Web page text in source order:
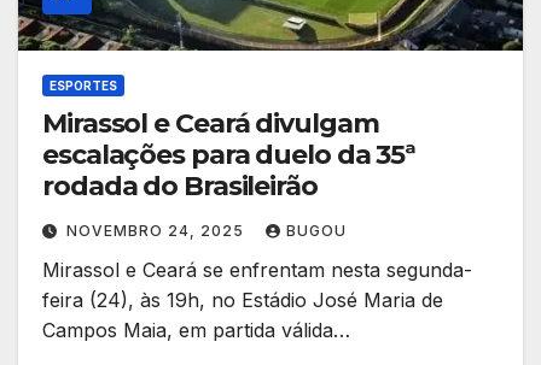
ESPORTES
Mirassol e Ceará divulgam
escalações para duelo da 35ª
rodada do Brasileirão
NOVEMBRO 24, 2025 BUGOU
Mirassol e Ceará se enfrentam nesta segunda-
feira (24), às 19h, no Estádio José Maria de
Campos Maia, em partida válida…